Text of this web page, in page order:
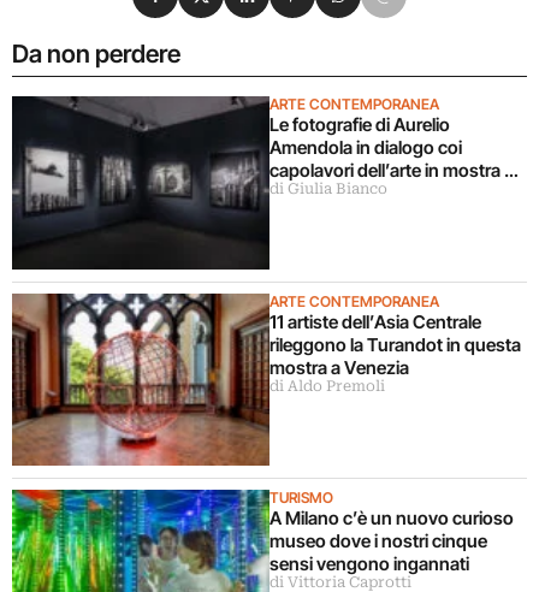
Da non perdere
ARTE CONTEMPORANEA
Le fotografie di Aurelio
Amendola in dialogo coi
capolavori dell’arte in mostra a
Milano
di Giulia Bianco
ARTE CONTEMPORANEA
11 artiste dell’Asia Centrale
rileggono la Turandot in questa
mostra a Venezia
di Aldo Premoli
TURISMO
A Milano c’è un nuovo curioso
museo dove i nostri cinque
sensi vengono ingannati
di Vittoria Caprotti